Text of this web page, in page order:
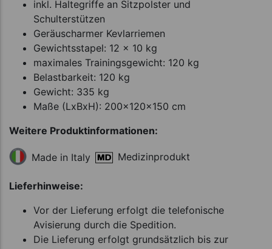
inkl. Haltegriffe an Sitzpolster und
Schulterstützen
Geräuscharmer Kevlarriemen
Gewichtsstapel: 12 x 10 kg
maximales Trainingsgewicht: 120 kg
Belastbarkeit: 120 kg
Gewicht: 335 kg
Maße (LxBxH): 200x120x150 cm
Weitere Produktinformationen:
Made in Italy Medizinprodukt
Lieferhinweise:
Vor der Lieferung erfolgt die telefonische
Avisierung durch die Spedition.
Die Lieferung erfolgt grundsätzlich bis zur